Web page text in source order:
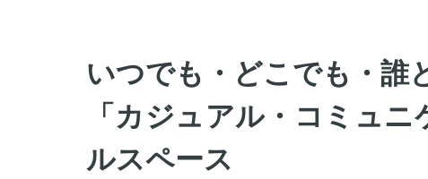
いつでも・どこでも・誰
「カジュアル・コミュ
ルスペース